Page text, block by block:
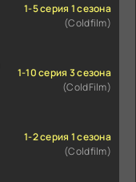
1-5 серия 1 сезона
(Coldfilm)
1-10 серия 3 сезона
(ColdFilm)
1-2 серия 1 сезона
(Coldfilm)